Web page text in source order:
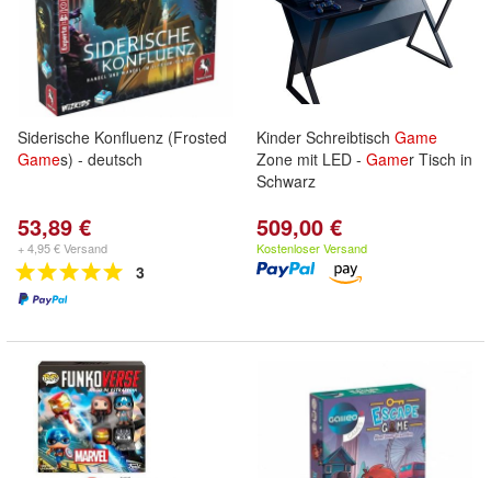
Siderische Konfluenz (Frosted
Games) - deutsch
53,89 €
+ 4,95 € Versand
3
Kinder Schreibtisch Game
Zone mit LED - Gamer Tisch in
Schwarz
509,00 €
Kostenloser Versand